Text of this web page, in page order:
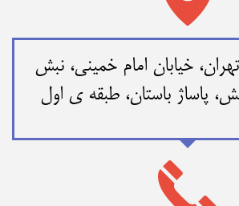
خیابان امام خمینی، نبش
پاساژ باستان، طبقه ی اول